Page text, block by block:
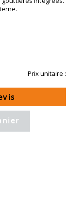
Prix unitaire :